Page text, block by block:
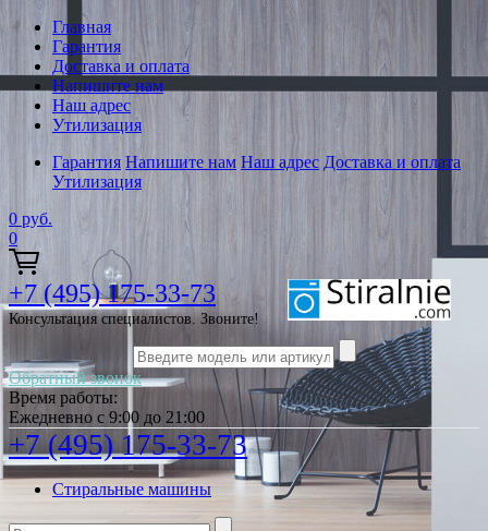
Главная
Гарантия
Доставка и оплата
Напишите нам
Наш адрес
Утилизация
Гарантия Напишите нам Наш адрес Доставка и оплата
Утилизация
0 руб.
0
+7 (495) 175-33-73
Консультация специалистов. Звоните!
Обратный звонок
Время работы:
Ежедневно с 9:00 до 21:00
+7 (495) 175-33-73
Стиральные машины